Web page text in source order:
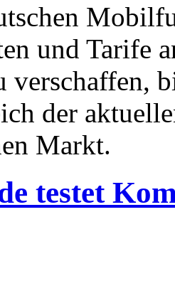
und Tarife
verschaffen,
der
Markt.
testet